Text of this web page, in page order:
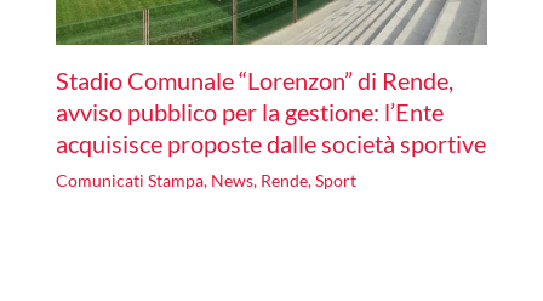
Stadio Comunale “Lorenzon” di Rende,
avviso pubblico per la gestione: l’Ente
acquisisce proposte dalle società sportive
Comunicati Stampa, News, Rende,Sport